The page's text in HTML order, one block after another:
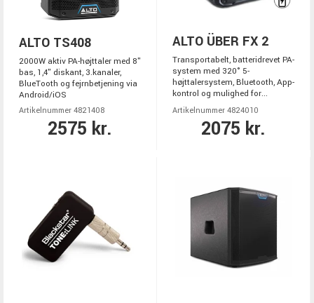
ALTO TS408
2000W aktiv PA-højttaler med 8"
bas, 1,4" diskant, 3.kanaler,
BlueTooth og fejrnbetjening via
Android/iOS
Artikelnummer 4821408
2575 kr.
ALTO ÜBER FX 2
Transportabelt, batteridrevet PA-
system med 320° 5-
højttalersystem, Bluetooth, App-
kontrol og mulighed for...
Artikelnummer 4824010
2075 kr.